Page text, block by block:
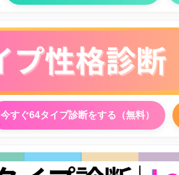
今すぐ64タイプ診断をする（無料）